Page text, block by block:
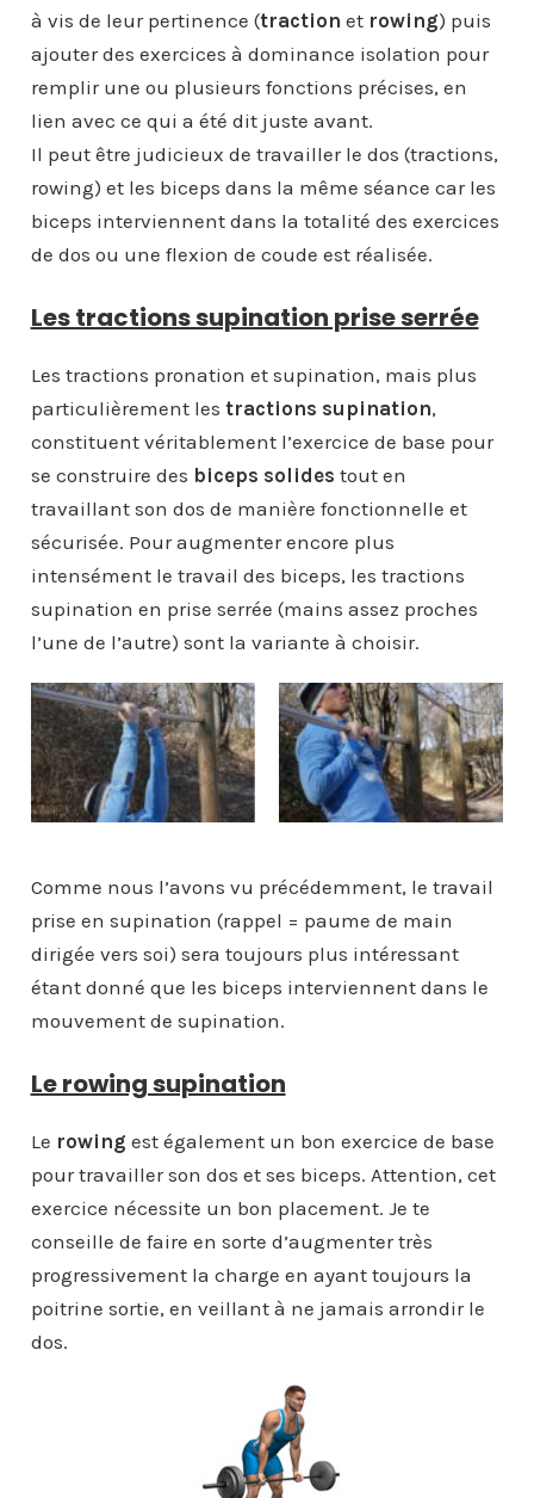
à vis de leur pertinence (traction et rowing) puis
ajouter des exercices à dominance isolation pour
remplir une ou plusieurs fonctions précises, en
lien avec ce qui a été dit juste avant.
Il peut être judicieux de travailler le dos (tractions,
rowing) et les biceps dans la même séance car les
biceps interviennent dans la totalité des exercices
de dos ou une flexion de coude est réalisée.
Les tractions supination prise serrée
Les tractions pronation et supination, mais plus
particulièrement les tractions supination,
constituent véritablement l’exercice de base pour
se construire des biceps solides tout en
travaillant son dos de manière fonctionnelle et
sécurisée. Pour augmenter encore plus
intensément le travail des biceps, les tractions
supination en prise serrée (mains assez proches
l’une de l’autre) sont la variante à choisir.
Comme nous l’avons vu précédemment, le travail
prise en supination (rappel = paume de main
dirigée vers soi) sera toujours plus intéressant
étant donné que les biceps interviennent dans le
mouvement de supination.
Le rowing supination
Le rowing est également un bon exercice de base
pour travailler son dos et ses biceps. Attention, cet
exercice nécessite un bon placement. Je te
conseille de faire en sorte d’augmenter très
progressivement la charge en ayant toujours la
poitrine sortie, en veillant à ne jamais arrondir le
dos.